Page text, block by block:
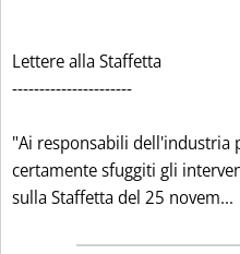
Lettere alla Staffetta
----------------------
"Ai responsabili dell'industria
certamente sfuggiti gli
sulla Staffetta del 25 novem...